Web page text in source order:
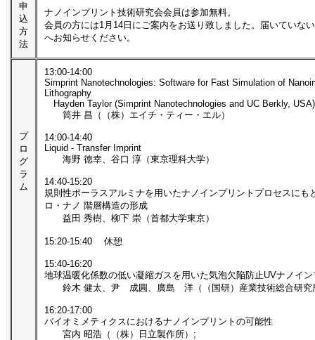
申
込
方
法
ナノインプリント技術研究会会員は参加無料。
会員の方には1月14日にご案内をお送り致しました。届いていな
へお知らせください。
プ
ロ
グ
ラ
ム
13:00-14:00
Simprint Nanotechnologies: Software for Fast Simulation of
Lithography
Hayden Taylor (Simprint Nanotechnologies and UC Berkly,
筒井 昌（（株）エイチ・ティー・エル）
14:00-14:40
Liquid - Transfer Imprint
海野 徳幸、谷口 淳（東京理科大学）
14:40-15:20
規則性ポーラスアルミナを用いたナノインプリントプロセスにも
ロ・ナノ 階層構造の形成
益田 秀樹、柳下 崇（首都大学東京）
15:20-15:40 休憩
15:40-16:20
地球温暖化係数の低い凝縮ガスを用いた気泡欠陥防止UVナノイ
鈴木 健太、尹 成圓、廣島 洋（（国研）産業技術総合研究
16:20-17:00
バイオミメティクスにおけるナノインプリントの可能性
宮内 昭浩（（株）日立製作所）;